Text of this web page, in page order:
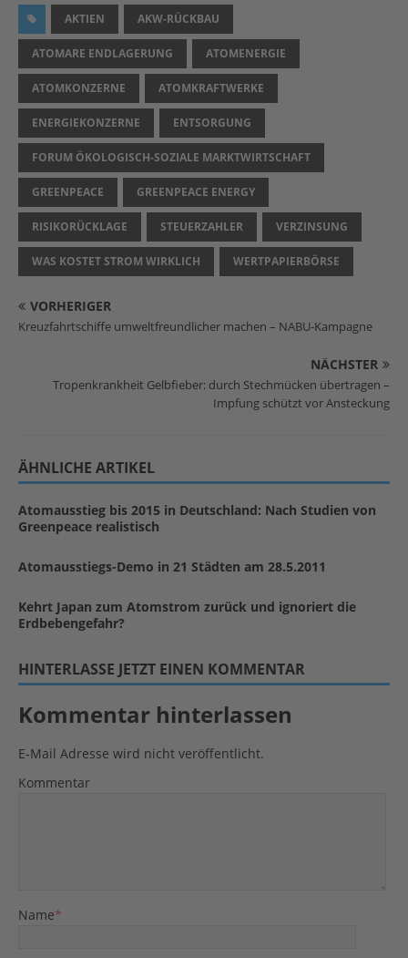
AKTIEN AKW-RÜCKBAU
ATOMARE ENDLAGERUNG ATOMENERGIE
ATOMKONZERNE ATOMKRAFTWERKE
ENERGIEKONZERNE ENTSORGUNG
FORUM ÖKOLOGISCH-SOZIALE MARKTWIRTSCHAFT
GREENPEACE GREENPEACE ENERGY
RISIKORÜCKLAGE STEUERZAHLER VERZINSUNG
WAS KOSTET STROM WIRKLICH WERTPAPIERBÖRSE
VORHERIGER
Kreuzfahrtschiffe umweltfreundlicher machen – NABU-Kampagne
NÄCHSTER
Tropenkrankheit Gelbfieber: durch Stechmücken übertragen –
Impfung schützt vor Ansteckung
ÄHNLICHE ARTIKEL
Atomausstieg bis 2015 in Deutschland: Nach Studien von
Greenpeace realistisch
Atomausstiegs-Demo in 21 Städten am 28.5.2011
Kehrt Japan zum Atomstrom zurück und ignoriert die
Erdbebengefahr?
HINTERLASSE JETZT EINEN KOMMENTAR
Kommentar hinterlassen
E-Mail Adresse wird nicht veröffentlicht.
Kommentar
Name*